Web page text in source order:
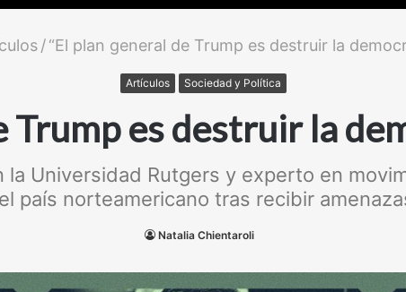
/ “El plan general de Trump es destruir la
Artículos Sociedad y Política
Trump es destruir la
la Universidad Rutgers y experto en
país norteamericano tras recibir
Natalia Chientaroli